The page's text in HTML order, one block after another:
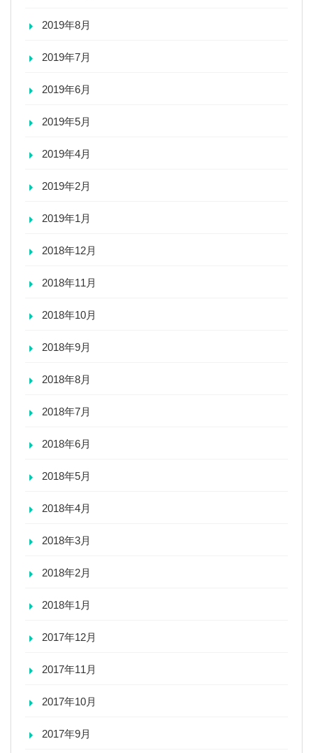
2019年8月
2019年7月
2019年6月
2019年5月
2019年4月
2019年2月
2019年1月
2018年12月
2018年11月
2018年10月
2018年9月
2018年8月
2018年7月
2018年6月
2018年5月
2018年4月
2018年3月
2018年2月
2018年1月
2017年12月
2017年11月
2017年10月
2017年9月